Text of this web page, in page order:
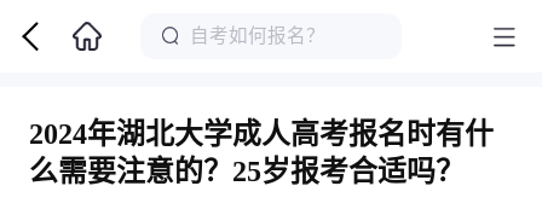
2024年湖北大学成人高考报名时有什
么需要注意的？25岁报考合适吗？ ​